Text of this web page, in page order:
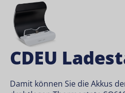
CDEU
Damit können Sie die Akkus